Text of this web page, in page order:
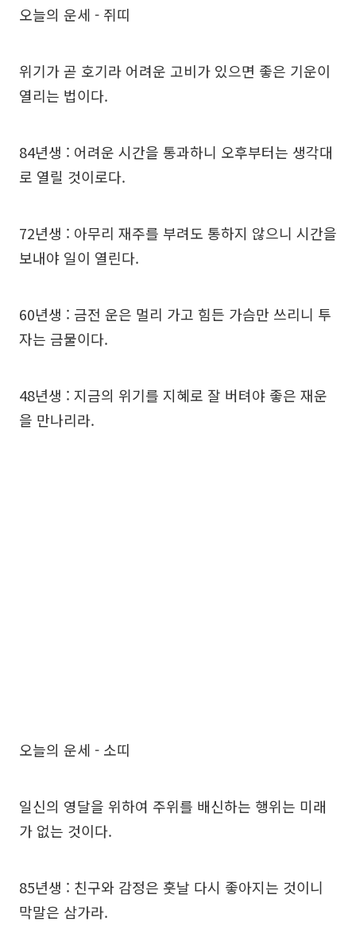
오늘의 운세 - 쥐띠
위기가 곧 호기라 어려운 고비가 있으면 좋은 기운이
열리는 법이다.
84년생 : 어려운 시간을 통과하니 오후부터는 생각대
로 열릴 것이로다.
72년생 : 아무리 재주를 부려도 통하지 않으니 시간을
보내야 일이 열린다.
60년생 : 금전 운은 멀리 가고 힘든 가슴만 쓰리니 투
자는 금물이다.
48년생 : 지금의 위기를 지혜로 잘 버텨야 좋은 재운
을 만나리라.
오늘의 운세 - 소띠
일신의 영달을 위하여 주위를 배신하는 행위는 미래
가 없는 것이다.
85년생 : 친구와 감정은 훗날 다시 좋아지는 것이니
막말은 삼가라.